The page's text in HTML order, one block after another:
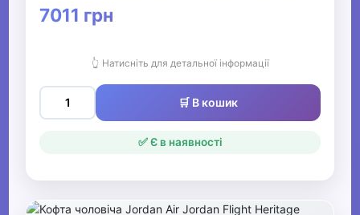
7011 грн
👆 Натисніть для детальної інформації
🛒 В кошик
✅ Є в наявності